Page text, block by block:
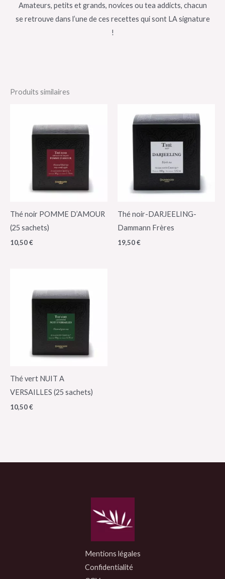
Amateurs, petits et grands, novices ou tea addicts, chacun
se retrouve dans l’une de ces recettes qui sont LA signature
!
Produits similaires
Thé noir POMME D’AMOUR
(25 sachets)
10,50€
Thé noir-DARJEELING-
Dammann Frères
19,50€
Thé vert NUIT A
VERSAILLES (25 sachets)
10,50€
Mentions légales
Confidentialité